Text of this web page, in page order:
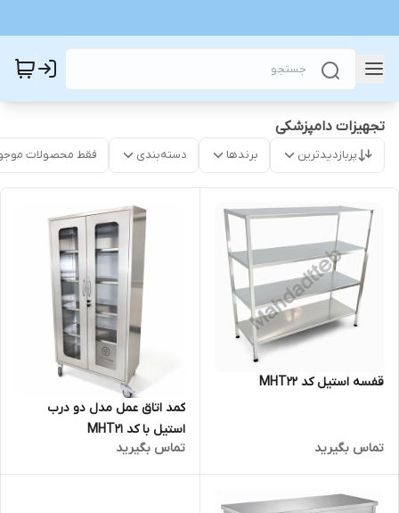
تجهیزات دامپزشکی
پربازدیدترین برندها دسته‌بندی فقط محصولات
قفسه استیل کد MHT22
تماس بگیرید
کمد اتاق عمل مدل دو درب
استیل با کد MHT21
تماس بگیرید